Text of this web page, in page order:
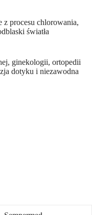
procesu chlorowania,
światła
ginekologii, ortopedii
dotyku i niezawodna